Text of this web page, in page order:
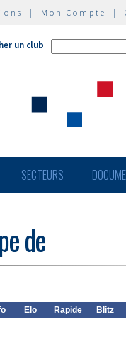
| Mon Compte |
un club
SECTEURS
de
Elo Rapide Blitz